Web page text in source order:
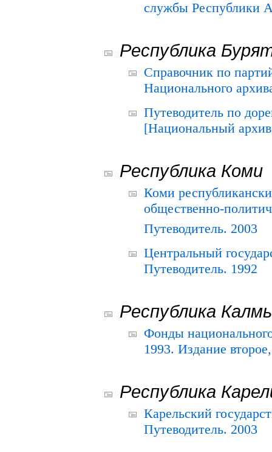
службы Республики
Республика
Справочник по
Национального
Путеводитель по
[Национальный
Республика Коми
Коми
общественно-
Путеводитель. 2003
Центральный
Путеводитель. 1992
Республика
Фонды
1993. Издание
Республика
Карельский
Путеводитель. 2003